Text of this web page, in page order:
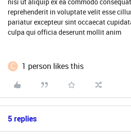
reprehenderit in voluptate velit esse
pariatur excepteur sint occaecat
culpa qui officia deserunt mollit anim
C 1 person likes this
5 replies